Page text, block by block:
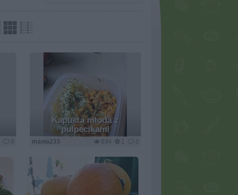
0
Kapusta młoda z
pulpecikami
894 1 0
mania233